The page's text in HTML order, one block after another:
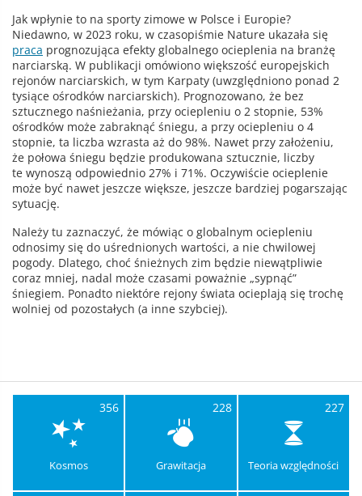
Jak wpłynie to na sporty zimowe w Polsce i Europie?
Niedawno, w 2023 roku, w czasopiśmie Nature ukazała się
praca prognozująca efekty globalnego ocieplenia na branżę
narciarską. W publikacji omówiono większość europejskich
rejonów narciarskich, w tym Karpaty (uwzględniono ponad 2
tysiące ośrodków narciarskich). Prognozowano, że bez
sztucznego naśnieżania, przy ociepleniu o 2 stopnie, 53%
ośrodków może zabraknąć śniegu, a przy ociepleniu o 4
stopnie, ta liczba wzrasta aż do 98%. Nawet przy założeniu,
że połowa śniegu będzie produkowana sztucznie, liczby
te wynoszą odpowiednio 27% i 71%. Oczywiście ocieplenie
może być nawet jeszcze większe, jeszcze bardziej pogarszając
sytuację.
Należy tu zaznaczyć, że mówiąc o globalnym ociepleniu
odnosimy się do uśrednionych wartości, a nie chwilowej
pogody. Dlatego, choć śnieżnych zim będzie niewątpliwie
coraz mniej, nadal może czasami poważnie „sypnąć”
śniegiem. Ponadto niektóre rejony świata ocieplają się trochę
wolniej od pozostałych (a inne szybciej).
356
Kosmos
228
Grawitacja
227
Teoria względności